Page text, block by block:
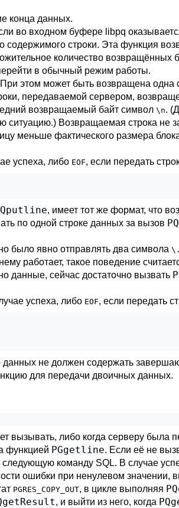
конца данных.
во входном буфере libpq
строки. Эта функция
количество возвращённых
в обычный режим работы.
этом может быть возвращена одна
передаваемой сервером,
возвращаемый байт символ \n.
ситуацию.) Возвращаемая строка не
меньше фактического размера
успеха, либо EOF, если передать
, имеет тот же формат, что
по одной строке данных за вызов
было явно отправлять два символа \.
работает, такое поведение
данные, сейчас достаточно вызвать
успеха, либо EOF, если передать
не должен содержать
для передачи двоичных данных.
либо когда серверу была
функцией PGgetline. Если её не
команду SQL. В случае
ошибки при ненулевом значении,
PGRES_COPY_OUT, в цикле выполняя
, и выйти из него, когда